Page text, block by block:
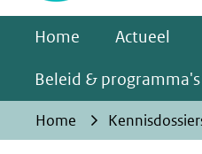
van
cookies
deze
website
Home Actueel
Beleid & programma's
Home